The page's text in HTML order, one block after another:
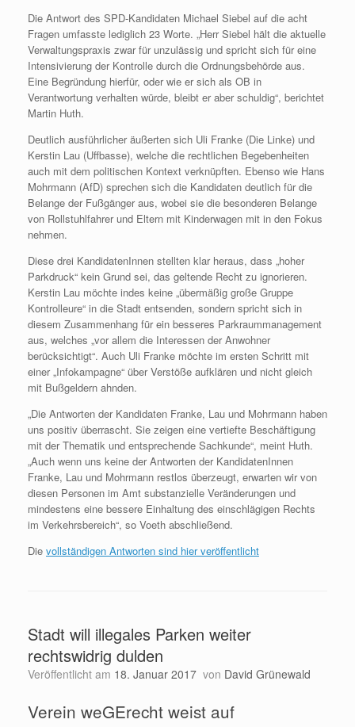
Die Antwort des SPD-Kandidaten Michael Siebel auf die acht
Fragen umfasste lediglich 23 Worte. „Herr Siebel hält die aktuelle
Verwaltungspraxis zwar für unzulässig und spricht sich für eine
Intensivierung der Kontrolle durch die Ordnungsbehörde aus.
Eine Begründung hierfür, oder wie er sich als OB in
Verantwortung verhalten würde, bleibt er aber schuldig“, berichtet
Martin Huth.
Deutlich ausführlicher äußerten sich Uli Franke (Die Linke) und
Kerstin Lau (Uffbasse), welche die rechtlichen Begebenheiten
auch mit dem politischen Kontext verknüpften. Ebenso wie Hans
Mohrmann (AfD) sprechen sich die Kandidaten deutlich für die
Belange der Fußgänger aus, wobei sie die besonderen Belange
von Rollstuhlfahrer und Eltern mit Kinderwagen mit in den Fokus
nehmen.
Diese drei KandidatenInnen stellten klar heraus, dass „hoher
Parkdruck“ kein Grund sei, das geltende Recht zu ignorieren.
Kerstin Lau möchte indes keine „übermäßig große Gruppe
Kontrolleure“ in die Stadt entsenden, sondern spricht sich in
diesem Zusammenhang für ein besseres Parkraummanagement
aus, welches „vor allem die Interessen der Anwohner
berücksichtigt“. Auch Uli Franke möchte im ersten Schritt mit
einer „Infokampagne“ über Verstöße aufklären und nicht gleich
mit Bußgeldern ahnden.
„Die Antworten der Kandidaten Franke, Lau und Mohrmann haben
uns positiv überrascht. Sie zeigen eine vertiefte Beschäftigung
mit der Thematik und entsprechende Sachkunde“, meint Huth.
„Auch wenn uns keine der Antworten der KandidatenInnen
Franke, Lau und Mohrmann restlos überzeugt, erwarten wir von
diesen Personen im Amt substanzielle Veränderungen und
mindestens eine bessere Einhaltung des einschlägigen Rechts
im Verkehrsbereich“, so Voeth abschließend.
Die vollständigen Antworten sind hier veröffentlicht
Stadt will illegales Parken weiter
rechtswidrig dulden
Veröffentlicht am 18. Januar 2017 von David Grünewald
Verein weGErecht weist auf